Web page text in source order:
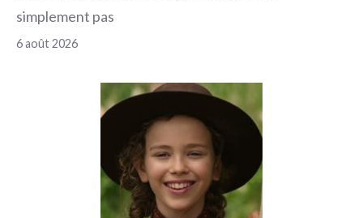
simplement pas
6 août 2026